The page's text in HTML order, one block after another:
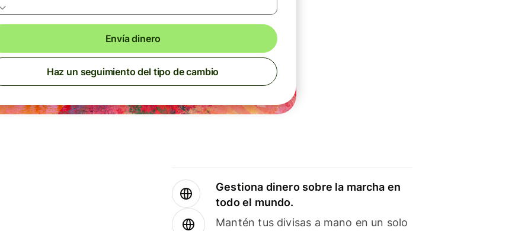
Envía dinero
Haz un seguimiento del tipo de cambio
Gestiona dinero sobre la marcha en
todo el mundo.
Mantén tus divisas a mano en un solo